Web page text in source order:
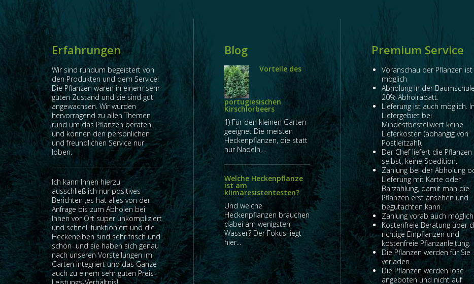
Erfahrungen
Wir sind rundum begeistert von
den Produkten und dem Service!
Die Pflanzen waren in einem sehr
guten Zustand und sie sind gut
angewachsen. Wir wurden
hervorragend zu allen Themen
rund um das Pflanzen beraten
und können den persönlichen
und freundlichen Service nur
loben.
Ich kann Ihnen hierzu
ausschließlich nur positives
Berichten ,es hat alles von der
Anfrage bis zum Abholen bei
Ihnen vor Ort super unkompliziert
und schnell funktioniert und die
Heckeneiben sind sehr frisch und
schön und sie haben sich genau
nach unseren Vorstellungen im
Garten integriert und das Ganze
auch zu einem sehr guten Preis-
Blog
Vorteile des
portugiesischen
Kirschlorbeers
1) Für den kleinen Garten
geeignet Die meisten
Heckenpflanzen, die statt
nur Nadeln,...
Welche Heckenpflanze
ist am
klimaresistentesten?
Und welche
Heckenpflanzen brauchen
dabei am wenigsten
Wasser? Der Fokus liegt
hier...
Premium Service
Voranschau der Pflanzen ist
möglich
Abholung in der
20% Abholrabatt.
Lieferung ist auch möglich.
Liefergebiet bei
Mindestbestellwert keine
Lieferkosten (abhängig von
Postleitzahl).
Der Chef liefert die Pflanzen
selbst, keine Spedition.
Zahlung bei der Abholung
Lieferung mit Karte oder
Barzahlung, damit man die
Pflanzen erst ansehen und
begutachten kann.
Zahlung vorab auch
Kostenfreie Beratung über
richtige Einpflanzen und
kostenfreie Pflanzanleitung.
Die Pflanzen werden für Sie
verladen.
Die Pflanzen werden lose
angeboten und nicht auf